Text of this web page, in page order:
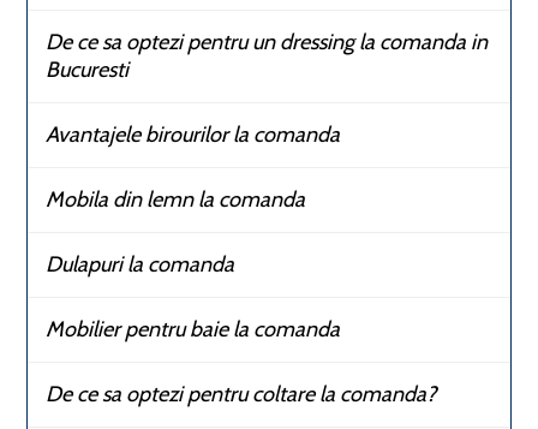
De ce sa optezi pentru un dressing la comanda in
Bucuresti
Avantajele birourilor la comanda
Mobila din lemn la comanda
Dulapuri la comanda
Mobilier pentru baie la comanda
De ce sa optezi pentru coltare la comanda?